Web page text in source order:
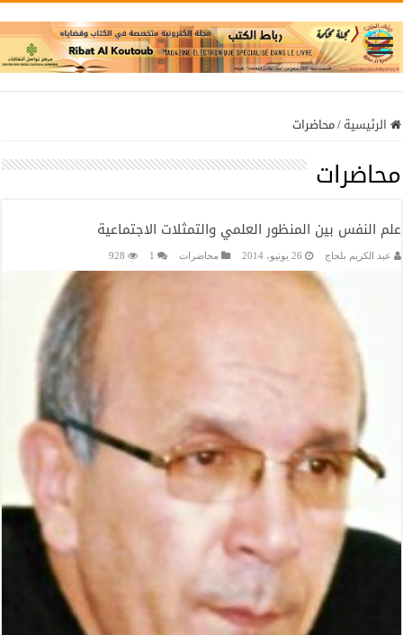
الرئيسية/محاضرات
محاضرات
علم النفس بين المنظور العلمي والتمثلات الاجتماعية
عبد الكريم بلحاج 26 يونيو، 2014 محاضرات 1
928